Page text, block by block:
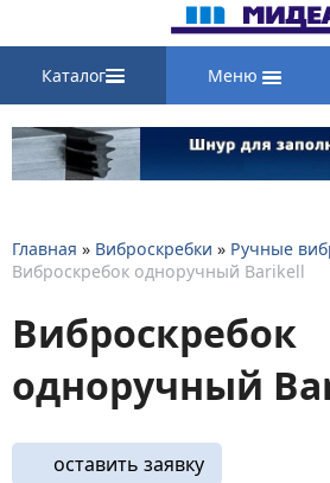
Каталог Меню
Главная » Виброскребки » Ручные
Виброскребок одноручный Barikell
Виброскребок
одноручный
оставить заявку